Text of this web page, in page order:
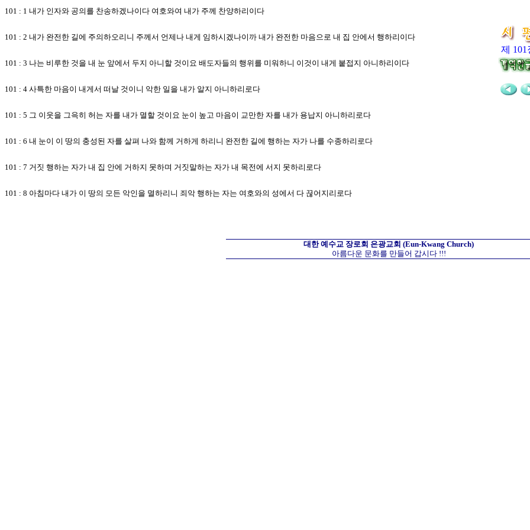
제 101
101 : 1 내가 인자와 공의를 찬송하겠나이다 여호와여 내가 주께 찬양하리이다
101 : 2 내가 완전한 길에 주의하오리니 주께서 언제나 내게 임하시겠나이까 내가 완전한 마음으로 내 집 안에서 행하리이다
101 : 3 나는 비루한 것을 내 눈 앞에서 두지 아니할 것이요 배도자들의 행위를 미워하니 이것이 내게 붙접지 아니하리이다
101 : 4 사특한 마음이 내게서 떠날 것이니 악한 일을 내가 알지 아니하리로다
101 : 5 그 이웃을 그윽히 허는 자를 내가 멸할 것이요 눈이 높고 마음이 교만한 자를 내가 용납지 아니하리로다
101 : 6 내 눈이 이 땅의 충성된 자를 살펴 나와 함께 거하게 하리니 완전한 길에 행하는 자가 나를 수종하리로다
101 : 7 거짓 행하는 자가 내 집 안에 거하지 못하며 거짓말하는 자가 내 목전에 서지 못하리로다
101 : 8 아침마다 내가 이 땅의 모든 악인을 멸하리니 죄악 행하는 자는 여호와의 성에서 다 끊어지리로다
대한 예수교 장로회 은광교회 (Eun-Kwang Church)
아름다운 문화를 만들어 갑시다 !!!